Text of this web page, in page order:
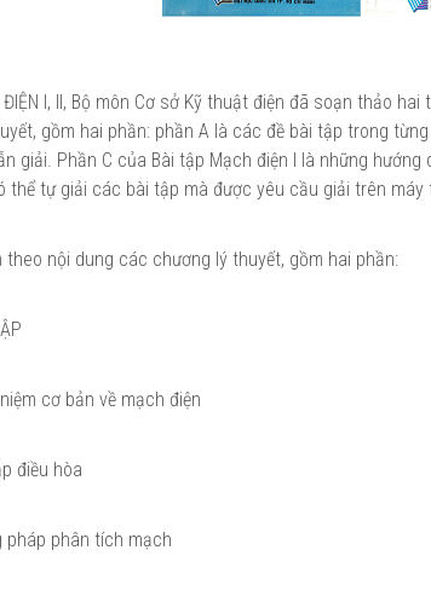
ĐIỆN I, II, Bộ môn Cơ sở Kỹ thuật điện đã soạn thảo
gồm hai phần: phần A là các đề bài tập trong
giải. Phần C của Bài tập Mạch điện I là những
thể tự giải các bài tập mà được yêu cầu giải trên máy
nội dung các chương lý thuyết, gồm hai phần:
cơ bản về mạch điện
điều hòa
pháp phân tích mạch